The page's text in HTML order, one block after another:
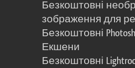
Безкоштовні
зображення для
Безкоштовні
Екшени
Безкоштовні